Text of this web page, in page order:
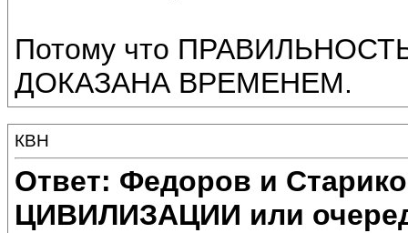
Потому что
ДОКАЗАНА ВРЕМЕНЕМ.
КВН
Ответ: Федоров и
ЦИВИЛИЗАЦИИ или